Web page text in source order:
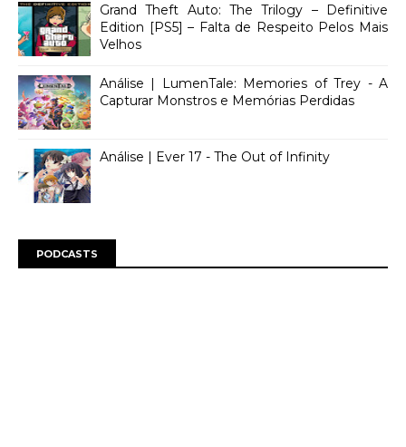
Grand Theft Auto: The Trilogy – Definitive
Edition [PS5] – Falta de Respeito Pelos Mais
Velhos
Análise | LumenTale: Memories of Trey - A
Capturar Monstros e Memórias Perdidas
Análise | Ever 17 - The Out of Infinity
PODCASTS